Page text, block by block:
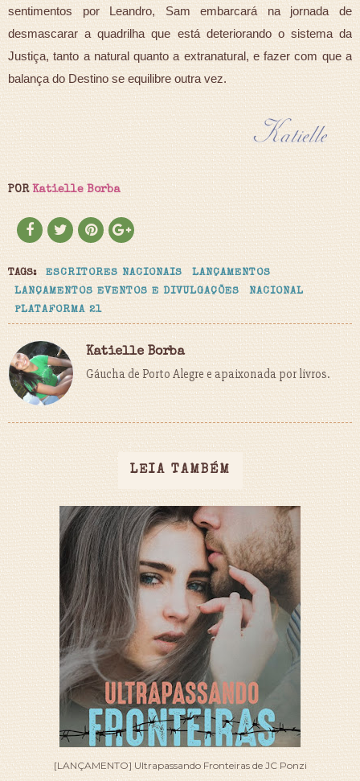
sentimentos por Leandro, Sam embarcará na jornada de
desmascarar a quadrilha que está deteriorando o sistema da
Justiça, tanto a natural quanto a extranatural, e fazer com que a
balança do Destino se equilibre outra vez.
PORKatielle Borba
TAGS: ESCRITORES NACIONAIS
LANÇAMENTOS
LANÇAMENTOS EVENTOS E DIVULGAÇÕES
NACIONAL
PLATAFORMA 21
Katielle Borba
Gáucha de Porto Alegre e apaixonada por livros.
LEIA TAMBÉM
[LANÇAMENTO] Ultrapassando Fronteiras de JC Ponzi